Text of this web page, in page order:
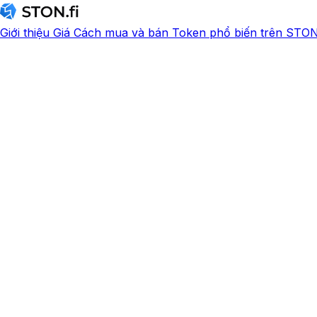
Giới thiệu Giá Cách mua và bán Token phổ biến trên